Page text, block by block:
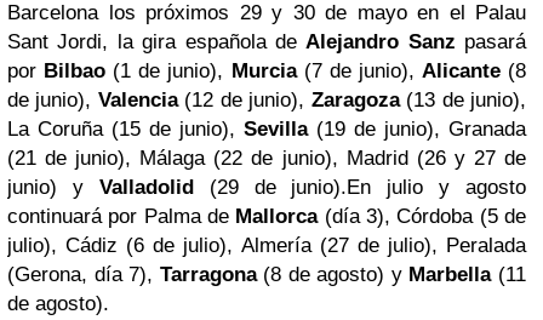
Barcelona los próximos 29 y 30 de mayo en el Palau
Sant Jordi, la gira española deAlejandro Sanz pasará
por Bilbao (1 de junio), Murcia(7 de junio), Alicante(8
de junio), Valencia(12 de junio), Zaragoza(13 de junio),
La Coruña (15 de junio), Sevilla(19 de junio), Granada
(21 de junio), Málaga (22 de junio), Madrid (26 y 27 de
junio) y Valladolid(29 de junio).En julio y agosto
continuará por Palma de Mallorca(día 3), Córdoba (5 de
julio), Cádiz (6 de julio), Almería (27 de julio), Peralada
(Gerona, día 7), Tarragona(8 de agosto) y Marbella(11
de agosto).